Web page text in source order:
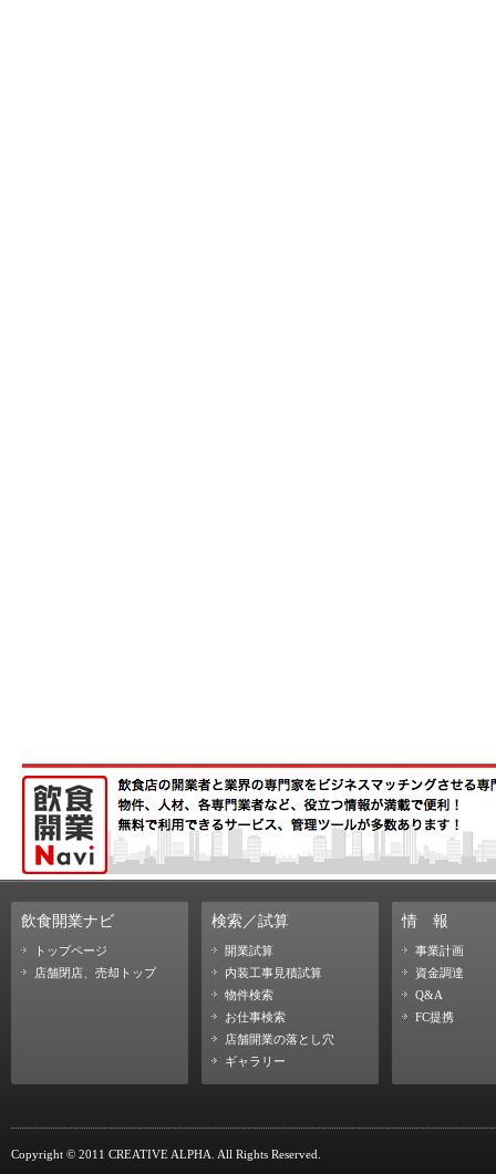
飲食開業ナビ
トップページ
店舗閉店、売却トップ
検索／試算
開業試算
内装工事見積試算
物件検索
お仕事検索
店舗開業の落とし穴
ギャラリー
情 報
事業計画
資金調達
Q&A
FC提携
Copyright © 2011 CREATIVE ALPHA. All Rights Reserved.